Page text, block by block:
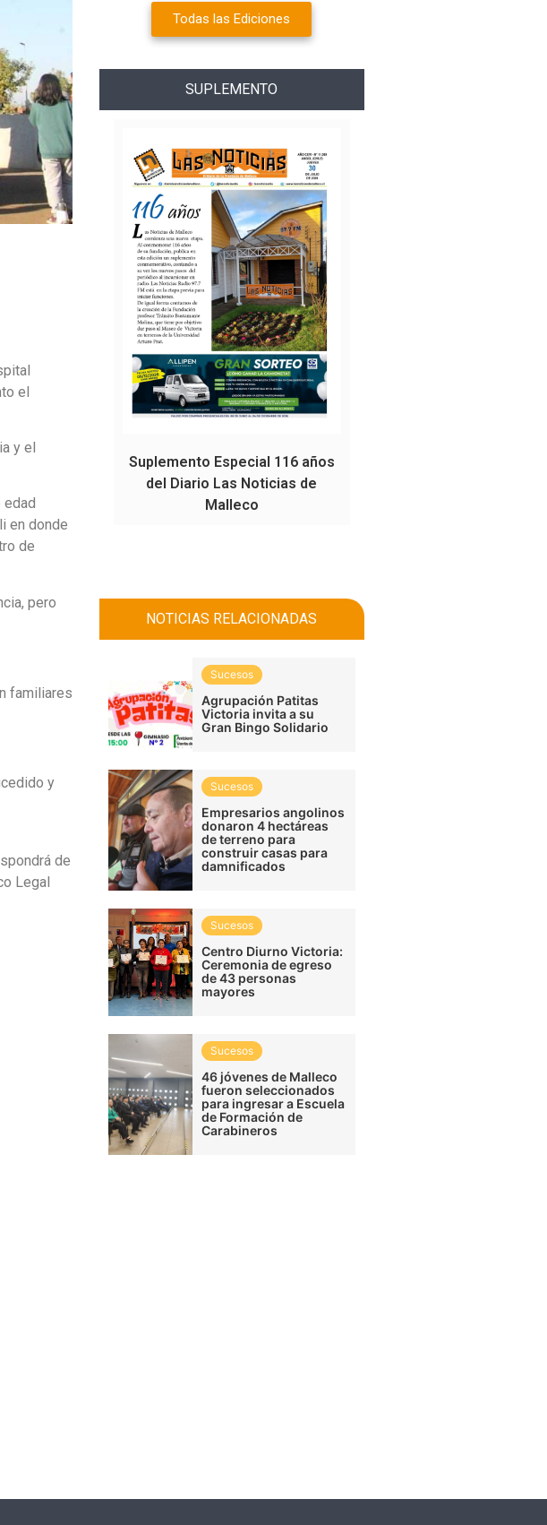
el
y el
en donde
de
pero
familiares
y
de
Legal
Todas las Ediciones
SUPLEMENTO
Suplemento Especial 116 años
del Diario Las Noticias de
Malleco
NOTICIAS RELACIONADAS
Sucesos
Agrupación Patitas
Victoria invita a su
Gran Bingo Solidario
Sucesos
Empresarios angolinos
donaron 4 hectáreas
de terreno para
construir casas para
damnificados
Sucesos
Centro Diurno Victoria:
Ceremonia de egreso
de 43 personas
mayores
Sucesos
46 jóvenes de Malleco
fueron seleccionados
para ingresar a Escuela
de Formación de
Carabineros